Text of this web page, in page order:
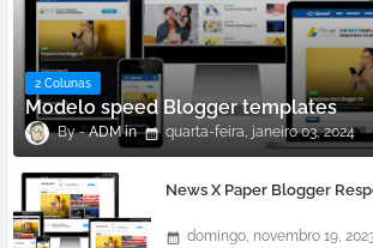
2 Colunas
Modelo speed Blogger templates
ADM quarta-feira, janeiro 03, 2024
News X Paper Blogger
domingo, novembro 19,